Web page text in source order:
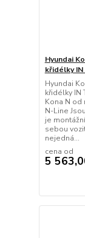
Hyundai
křidélky
Hyundai
křidélky IN
Kona N od
N-Line
je
sebou
nejedná...
cena od
5